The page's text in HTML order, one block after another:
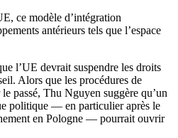
ce modèle d’intégration
antérieurs tels que l’espace
l’UE devrait suspendre les droits
Alors que les procédures de
passé, Thu Nguyen suggère qu’un
politique — en particulier après le
en Pologne — pourrait ouvrir